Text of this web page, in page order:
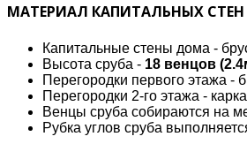
МАТЕРИАЛ КАПИТАЛЬНЫХ СТЕН
Капитальные стены дома -
Высота сруба - 18 венцов
Перегородки первого этажа -
Перегородки 2-го этажа -
Венцы сруба собираются на
Рубка углов сруба